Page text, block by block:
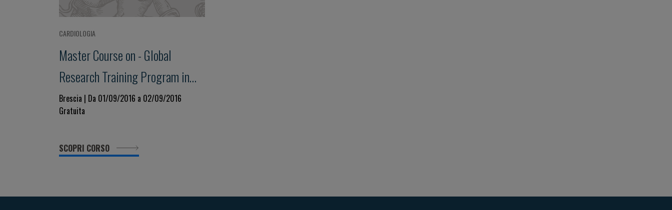
CARDIOLOGIA
Master Course on - Global
Research Training Program in
Drug Development for Heart
Failure
Brescia | Da 01/09/2016 a 02/09/2016
Gratuita
SCOPRI CORSO